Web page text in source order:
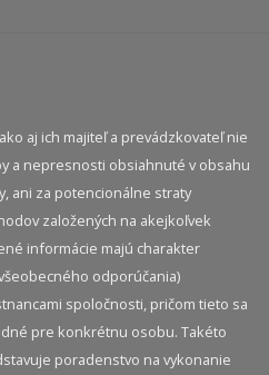
aj ich majiteľ a prevádzkovateľ nie
a nepresnosti obsiahnuté v obsahu
ani za potencionálne straty
založených na akejkoľvek
informácie majú charakter
odporúčania)
spoločnosti, pričom tieto sa
pre konkrétnu osobu. Takéto
poradenstvo na vykonanie